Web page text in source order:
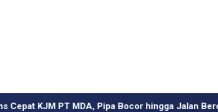
hingga Jalan Berdebu Ditangani dalam 24